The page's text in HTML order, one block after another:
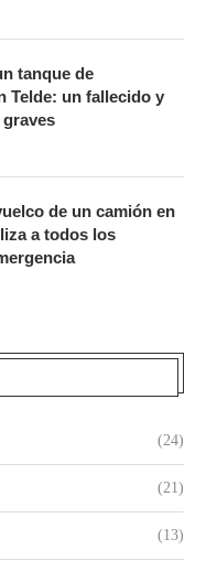
tanque de
Telde: un fallecido y
de un camión en
a todos los
(24)
(21)
(13)